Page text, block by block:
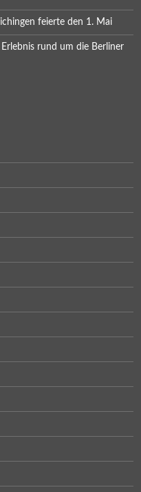
feierte den 1. Mai
rund um die Berliner